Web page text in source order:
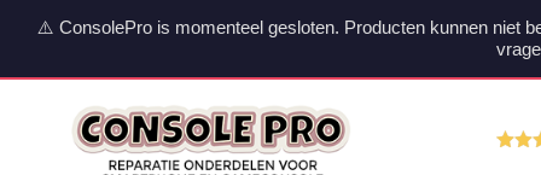
⚠️ ConsolePro is momenteel gesloten. Producten kunnen niet